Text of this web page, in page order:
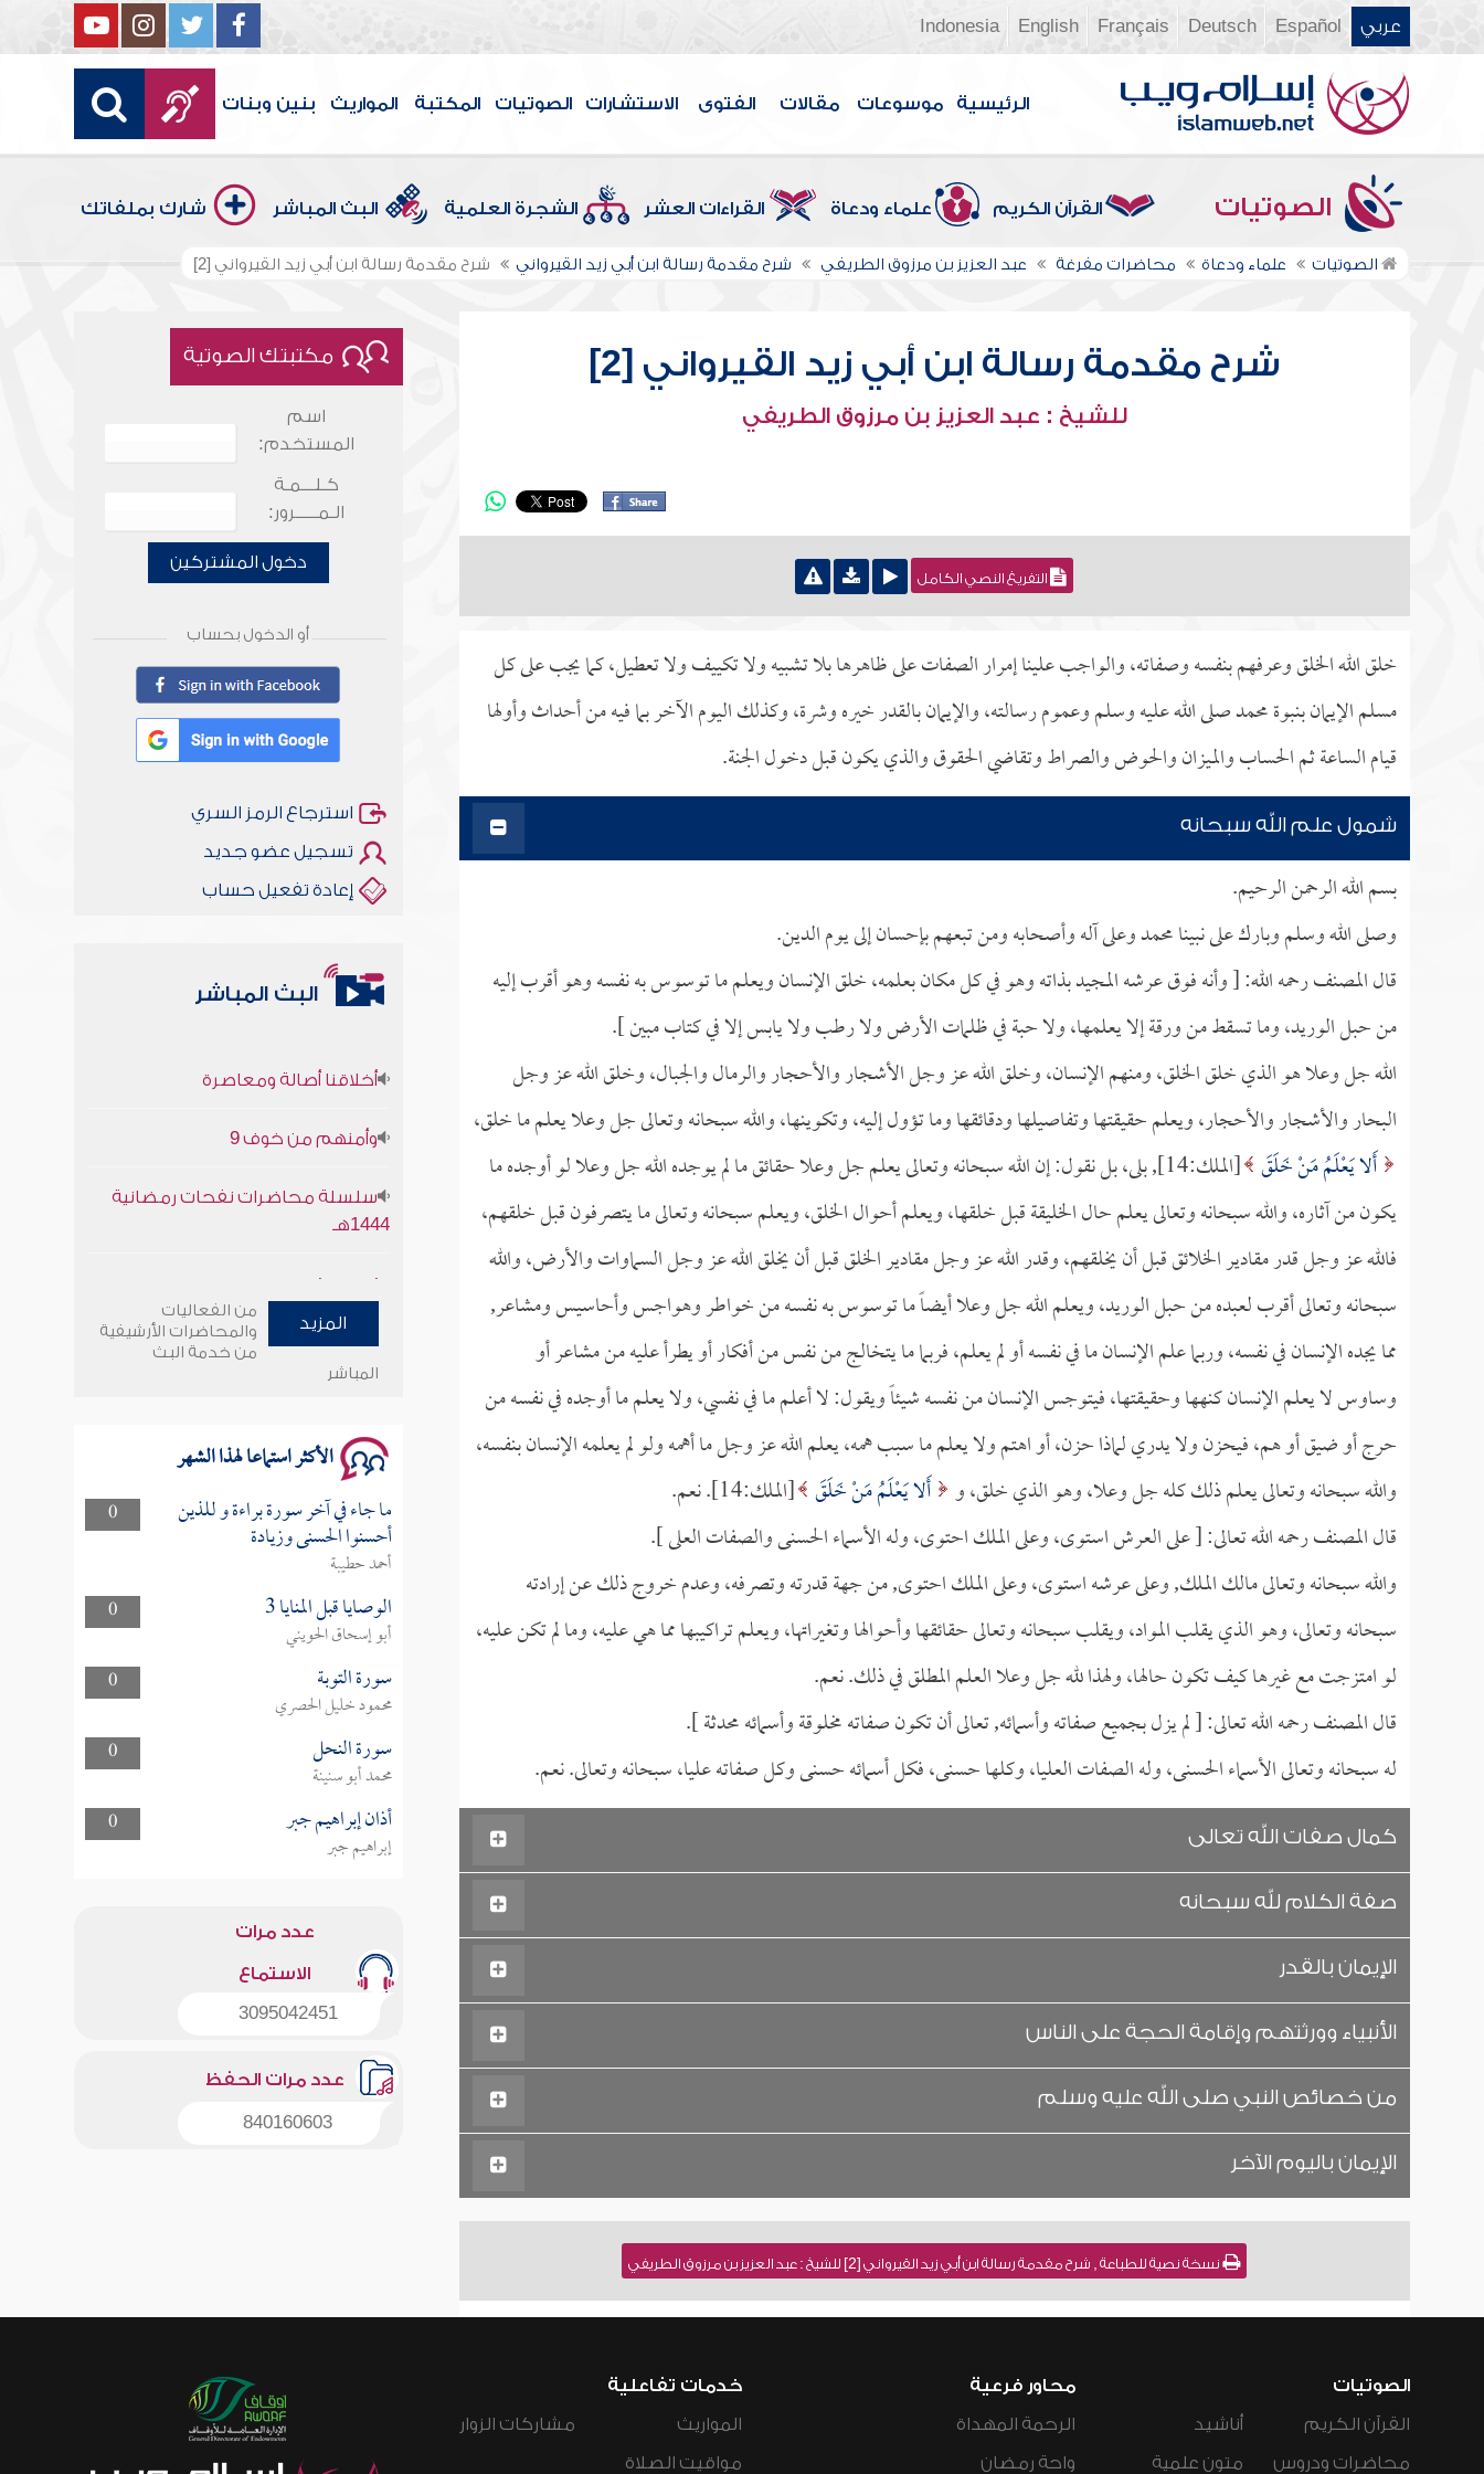
عربي Español
Deutsch
Français
English
Indonesia
الرئيسية موسوعات مقالات الفتوى الاستشارات الصوتيات المكتبة المواريث بنين وبنات
الصوتيات القرآن الكريم علماء ودعاة القراءات العشر الشجرة العلمية البث المباشر شارك بملفاتك
الصوتيات علماء ودعاة محاضرات مفرغة عبد العزيز بن مرزوق الطريفي شرح مقدمة رسالة ابن أبي زيد القيرواني شرح مقدمة رسالة ابن أبي زيد القيرواني [2]
شرح مقدمة رسالة ابن أبي زيد القيرواني [2]
للشيخ : عبد العزيز بن مرزوق الطريفي
التفريغ النصي الكامل
خلق الله الخلق وعرفهم بنفسه وصفاته، والواجب علينا إمرار الصفات على ظاهرها بلا تشبيه ولا تكييف ولا تعطيل، كما يجب على كل
مسلم الإيمان بنبوة محمد صلى الله عليه وسلم وعموم رسالته، والإيمان بالقدر خيره وشرة، وكذلك اليوم الآخر بما فيه من أحداث وأولها
قيام الساعة ثم الحساب والميزان والحوض والصراط وتقاضي الحقوق والذي يكون قبل دخول الجنة.
شمول علم الله سبحانه
بسم الله الرحمن الرحيم.
وصلى الله وسلم وبارك على نبينا محمد وعلى آله وأصحابه ومن تبعهم بإحسان إلى يوم الدين.
قال المصنف رحمه الله: [ وأنه فوق عرشه المجيد بذاته وهو في كل مكان بعلمه، خلق الإنسان ويعلم ما توسوس به نفسه وهو أقرب إليه
من حبل الوريد، وما تسقط من ورقة إلا يعلمها، ولا حبة في ظلمات الأرض ولا رطب ولا يابس إلا في كتاب مبين ].
الله جل وعلا هو الذي خلق الخلق، ومنهم الإنسان، وخلق الله عز وجل الأشجار والأحجار والرمال والجبال، وخلق الله عز وجل
البحار والأشجار والأحجار، ويعلم حقيقتها وتفاصيلها ودقائقها وما تؤول إليه، وتكوينها، والله سبحانه وتعالى جل وعلا يعلم ما خلق،
أَلا يَعْلَمُ مَنْ خَلَقَ
[الملك:14], بلى، بل نقول: إن الله سبحانه وتعالى يعلم جل وعلا حقائق ما لم يوجده الله جل وعلا لو أوجده ما
يكون من آثاره، والله سبحانه وتعالى يعلم حال الخليقة قبل خلقها، ويعلم أحوال الخلق، ويعلم سبحانه وتعالى ما يتصرفون قبل خلقهم،
فالله عز وجل قدر مقادير الخلائق قبل أن يخلقهم، وقدر الله عز وجل مقادير الخلق قبل أن يخلق الله عز وجل السماوات والأرض، والله
سبحانه وتعالى أقرب لعبده من حبل الوريد، ويعلم الله جل وعلا أيضاً ما توسوس به نفسه من خواطر وهواجس وأحاسيس ومشاعر,
مما يجده الإنسان في نفسه، وربما علم الإنسان ما في نفسه أو لم يعلم، فربما ما يتخالج من نفس من أفكار أو يطرأ عليه من مشاعر أو
وساوس لا يعلم الإنسان كنهها وحقيقتها، فيتوجس الإنسان من نفسه شيئاً ويقول: لا أعلم ما في نفسي، ولا يعلم ما أوجده في نفسه من
حرج أو ضيق أو هم، فيحزن ولا يدري لماذا حزن، أو اهتم ولا يعلم ما سبب همه، يعلم الله عز وجل ما أهمه ولو لم يعلمه الإنسان بنفسه،
والله سبحانه وتعالى يعلم ذلك كله جل وعلا، وهو الذي خلق، و أَلا يَعْلَمُ مَنْ خَلَقَ [الملك:14]. نعم.
قال المصنف رحمه الله تعالى: [ على العرش استوى، وعلى الملك احتوى، وله الأسماء الحسنى والصفات العلى ].
والله سبحانه وتعالى مالك الملك, وعلى عرشه استوى، وعلى الملك احتوى, من جهة قدرته وتصرفه، وعدم خروج ذلك عن إرادته
سبحانه وتعالى، وهو الذي يقلب المواد، ويقلب سبحانه وتعالى حقائقها وأحوالها وتغيراتها، ويعلم تراكيبها مما هي عليه، وما لم تكن عليه،
لو امتزجت مع غيرها كيف تكون حالها، ولهذا لله جل وعلا العلم المطلق في ذلك. نعم.
قال المصنف رحمه الله تعالى: [ لم يزل بجميع صفاته وأسمائه, تعالى أن تكون صفاته مخلوقة وأسمائه محدثة ].
له سبحانه وتعالى الأسماء الحسنى، وله الصفات العليا، وكلها حسنى، فكل أسمائه حسنى وكل صفاته عليا، سبحانه وتعالى. نعم.
كمال صفات الله تعالى
صفة الكلام لله سبحانه
الإيمان بالقدر
الأنبياء وورثتهم وإقامة الحجة على الناس
من خصائص النبي صلى الله عليه وسلم
الإيمان باليوم الآخر
نسخة نصية للطباعة , شرح مقدمة رسالة ابن أبي زيد القيرواني [2] للشيخ : عبد العزيز بن مرزوق الطريفي
مكتبتك الصوتية
اسم
المستخدم:
كـلـــمـة
الـمـــــرور:
دخول المشتركين
أو الدخول بحساب
استرجاع الرمز السري
تسجيل عضو جديد
إعادة تفعيل حساب
البث المباشر
1444هـ
وأمنهم من خوف 9
سلسلة محاضرات نفحات رمضانية
المزيد
من الفعاليات
والمحاضرات الأرشيفية
من خدمة البث
المباشر
الأكثر استماعا لهذا الشهر
0 ما جاء في آخر سورة براءة و للذين
أحسنوا الحسنى وزيادة
أحمد حطيبة
0
الوصايا قبل المنايا 3
أبو إسحاق الحويني
0
سورة التوبة
محمود خليل الحصري
0
سورة النحل
محمد أبو سنينة
0
أذان إبراهيم جبر
إبراهيم جبر
عدد مرات
الاستماع
3095042451
عدد مرات الحفظ
840160603
الصوتيات
القرآن الكريم
محاضرات ودروس
أناشيد
متون علمية
محاور فرعية
الرحمة المهداة
واحة رمضان
خدمات تفاعلية
المواريث
مواقيت الصلاة
مشاركات الزوار